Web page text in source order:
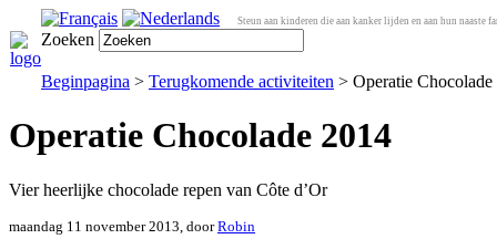
Steun aan kinderen die aan kanker lijden en aan hun naaste
Zoeken
Beginpagina > Terugkomende activiteiten > Operatie Chocolade
Operatie Chocolade 2014
Vier heerlijke chocolade repen van Côte d’Or
maandag 11 november 2013, doorRobin